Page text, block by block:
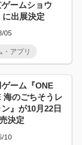
ゲームショウ
に出展決定
05
・アプリ
ーム『ONE
海のごちそうレ
』が10月22日
決定
10